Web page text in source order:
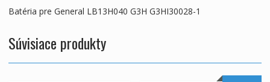
Batéria pre General LB13H040 G3H G3HI30028-1
Súvisiace produkty